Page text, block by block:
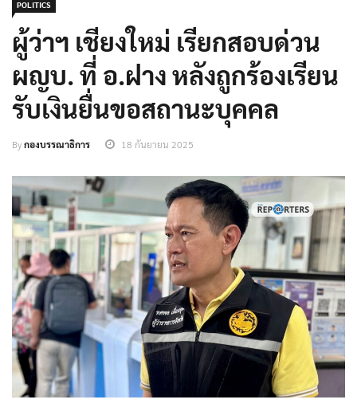
POLITICS
ผู้ว่าฯ เชียงใหม่ เรียกสอบด่วน
ผญบ. ที่ อ.ฝาง หลังถูกร้องเรียน
รับเงินยื่นขอสถานะบุคคล
Byกองบรรณาธิการ 18 กันยายน 2025